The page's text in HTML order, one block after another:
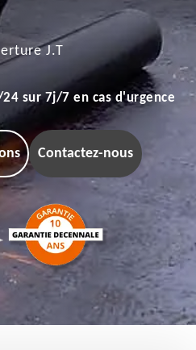
J.T
sur 7j/7 en cas d'urgence
Contactez-nous